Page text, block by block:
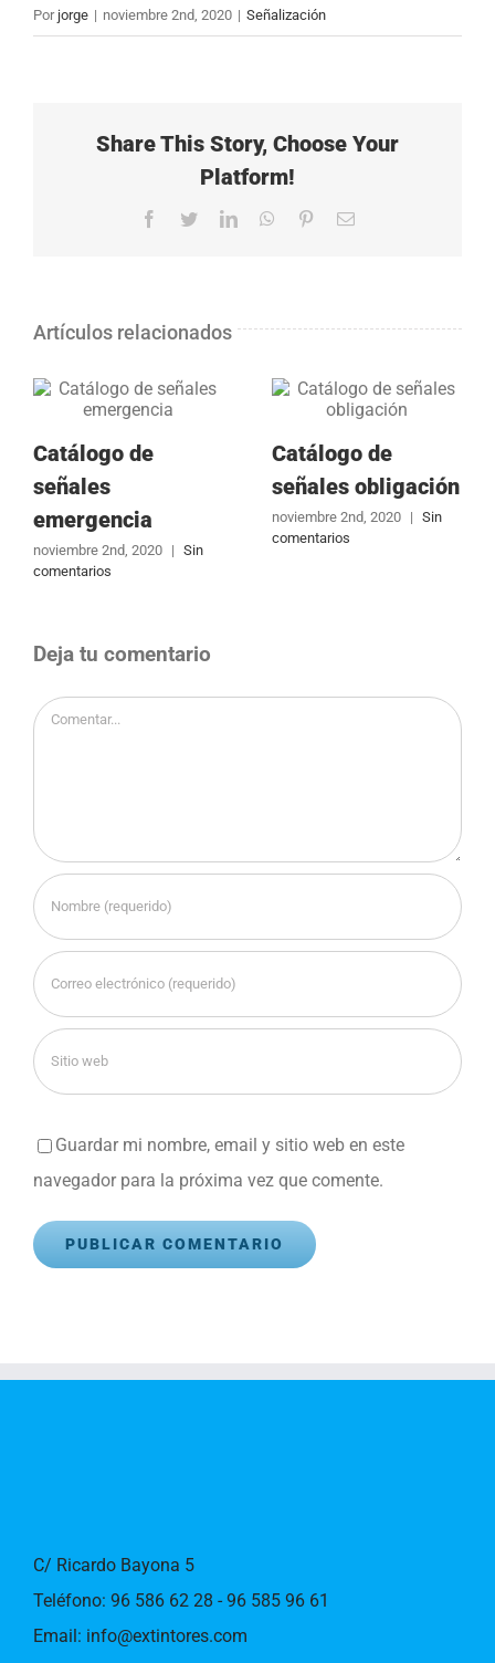
imagen
Por jorge | noviembre 2nd, 2020 | Señalización
Share This Story, Choose Your
Platform!
Facebook
TwitterLinkedInWhatsApp
PinterestCorreo
Artículos relacionados
Catálogo de
señales
emergencia
noviembre 2nd, 2020 | Sin
comentarios
Catálogo de
señales obligación
noviembre 2nd, 2020 | Sin
comentarios
Deja tu comentario
Comentar
Guardar mi nombre, email y sitio web en este
navegador para la próxima vez que comente.
C/ Ricardo Bayona 5
Teléfono: 96 586 62 28 - 96 585 96 61
Email: info@extintores.com